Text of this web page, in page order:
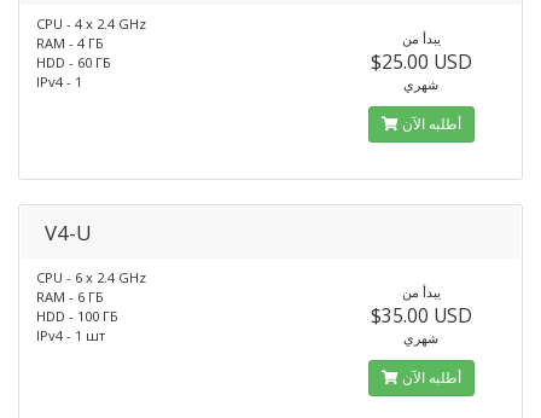
CPU - 4 x 2.4 GHz
RAM - 4 ГБ
HDD - 60 ГБ
IPv4 - 1
يبدأ من
$25.00 USD
شهري
أطلبه الآن
V4-U
CPU - 6 x 2.4 GHz
RAM - 6 ГБ
HDD - 100 ГБ
IPv4 - 1 шт
يبدأ من
$35.00 USD
شهري
أطلبه الآن